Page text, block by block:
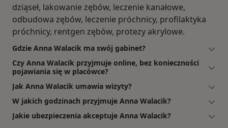
dziąseł, lakowanie zębów, leczenie kanałowe,
odbudowa zębów, leczenie próchnicy, profilaktyka
próchnicy, rentgen zębów, protezy akrylowe.
Gdzie Anna Walacik ma swój gabinet?
Czy Anna Walacik przyjmuje online, bez konieczności
pojawiania się w placówce?
Jak Anna Walacik umawia wizyty?
W jakich godzinach przyjmuje Anna Walacik?
Jakie ubezpieczenia akceptuje Anna Walacik?